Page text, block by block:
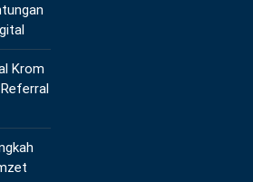
Krom